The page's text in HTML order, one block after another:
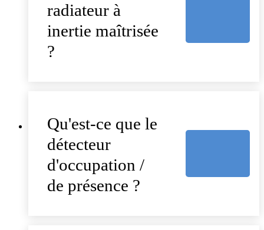
radiateur à
inertie maîtrisée
?
Qu'est-ce que le
détecteur
d'occupation /
de présence ?